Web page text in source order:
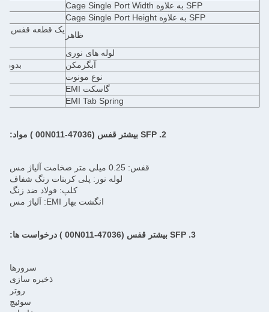
SFP به علاوه Cage Single Port Width
SFP به علاوه Cage Single Port Height
ظاهر
یک قطعه قفس
لوله های نوری
آبگرمکن
نوع مونوت
گاسکت EMI
EMI Tab Spring
2. SFP بیشتر قفس (47036-00N011 ) مواد:
قفس: 0.25 میلی متر ضخامت آلیاژ مس
لوله نور: پلی کربنات رنگ شفاف
کلپ: فولاد ضد زنگ
انگشت بهار EMI: آلیاژ مس
3. SFP بیشتر قفس (47036-00N011 ) درخواست ها:
سرورها
ذخیره سازی
روتر
سوئیچ